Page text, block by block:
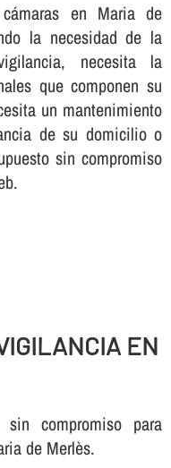
en Maria de
la necesidad de la
necesita la
que componen su
un mantenimiento
de su domicilio o
sin compromiso
EN
sin compromiso para
de Merlès.